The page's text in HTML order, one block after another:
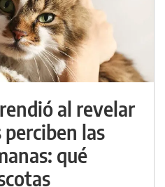
al revelar
las
qué